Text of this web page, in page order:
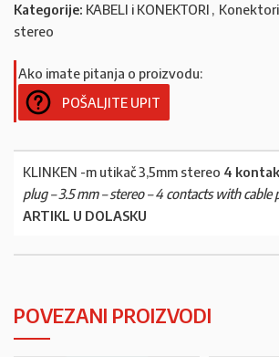
Kategorije: KABELI i KONEKTORI ,
stereo
Ako imate pitanja o proizvodu:
POŠALJITE UPIT
KLINKEN -m utikač 3,5mm stereo 4
plug – 3.5 mm – stereo – 4 contacts with cable
ARTIKL U DOLASKU
POVEZANI PROIZVODI